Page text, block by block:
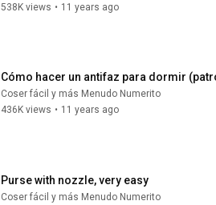
538K views • 11 years ago
Cómo hacer un antifaz para dormir
Coser fácil y más Menudo Numerito
436K views • 11 years ago
Purse with nozzle, very easy
Coser fácil y más Menudo Numerito